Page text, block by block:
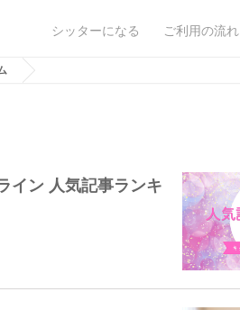
シッターになる ご利用の流れ
イン 人気記事ランキ